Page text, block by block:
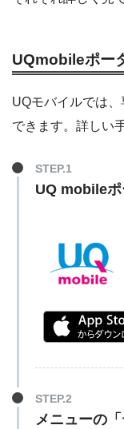
UQmobileポー
UQモバイルでは
できます。詳しい
STEP.1
UQ mobileポ
STEP.2
メニューの